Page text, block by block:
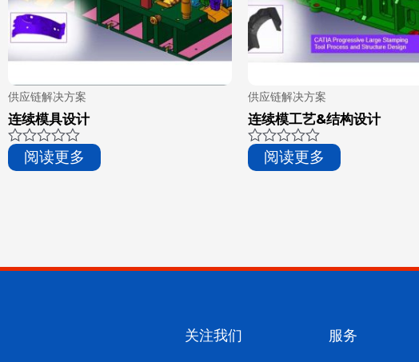
供应链解决方案
连续模具设计
评
分
阅读更多
供应链解决方案
连续模工艺&结构设计
评
分
阅读更多
关注我们 服务